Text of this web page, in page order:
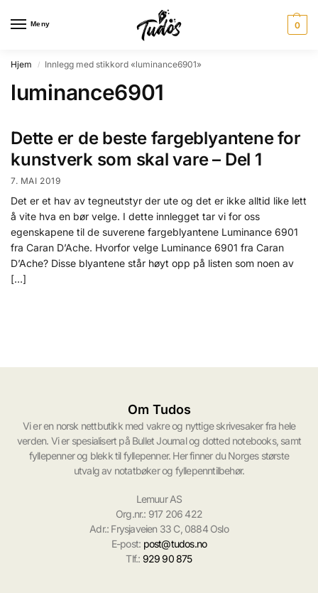
Meny 0
Hjem / Innlegg med stikkord «luminance6901»
luminance6901
Dette er de beste fargeblyantene for
kunstverk som skal vare – Del 1
7. MAI 2019
Det er et hav av tegneutstyr der ute og det er ikke alltid like lett
å vite hva en bør velge. I dette innlegget tar vi for oss
egenskapene til de suverene fargeblyantene Luminance 6901
fra Caran D’Ache. Hvorfor velge Luminance 6901 fra Caran
D’Ache? Disse blyantene står høyt opp på listen som noen av
[…]
Om Tudos
Vi er en norsk nettbutikk med vakre og nyttige skrivesaker fra hele
verden. Vi er spesialisert på Bullet Journal og dotted notebooks, samt
fyllepenner og blekk til fyllepenner. Her finner du Norges største
utvalg av notatbøker og fyllepenntilbehør.
Lemuur AS
Org.nr.: 917 206 422
Adr.: Frysjaveien 33 C, 0884 Oslo
E-post: post@tudos.no
Tlf.: 929 90 875